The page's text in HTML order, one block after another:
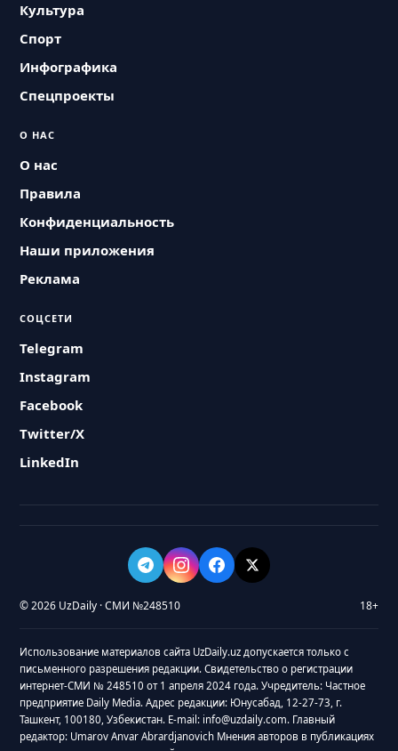
Культура
Спорт
Инфографика
Спецпроекты
О НАС
О нас
Правила
Конфиденциальность
Наши приложения
Реклама
СОЦСЕТИ
Telegram
Instagram
Facebook
Twitter/X
LinkedIn
© 2026 UzDaily · СМИ №248510 18+
Использование материалов сайта UzDaily.uz допускается только с
письменного разрешения редакции. Свидетельство о регистрации
интернет-СМИ № 248510 от 1 апреля 2024 года. Учредитель: Частное
предприятие Daily Media. Адрес редакции: Юнусабад, 12-27-73, г.
Ташкент, 100180, Узбекистан. E-mail: info@uzdaily.com. Главный
редактор: Umarov Anvar Abrardjanovich Мнения авторов в публикациях